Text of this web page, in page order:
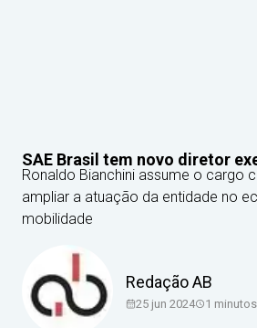
SAE Brasil tem novo diretor
Ronaldo Bianchini assume o cargo
ampliar a atuação da entidade no
mobilidade
Redação AB
25 jun 2024 1